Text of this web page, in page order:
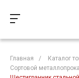
Главная / Каталог
Сортовой